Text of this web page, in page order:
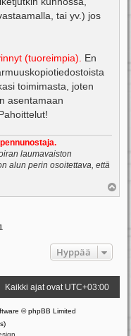
tai yv.) jos
(tuoreimpia). En
toimimasta, joten
asentamaan
laumavaiston
alun perin osoitettava, että
l
Hyppää
Kaikki ajat ovat UTC+03:00
© phpBB Limited